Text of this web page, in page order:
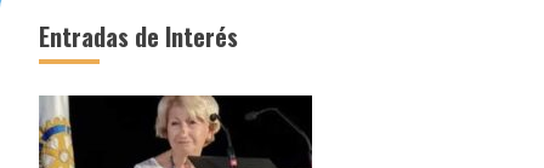
Entradas de Interés